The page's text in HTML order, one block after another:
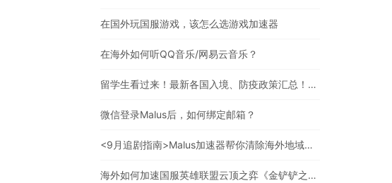
在国外玩国服游戏，该怎么选游戏加速器
在海外如何听QQ音乐/网易云音乐？
留学生看过来！最新各国入境、防疫政策汇总！（文末有福利）
微信登录Malus后，如何绑定邮箱？
<9月追剧指南>Malus加速器帮你清除海外地域限制，实现追剧自由！
海外如何加速国服英雄联盟云顶之弈《金铲铲之战》？